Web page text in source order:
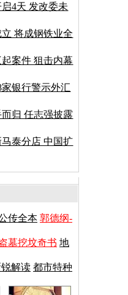
4天 发改委未
将成钢铁业全
案件 狙击内幕
银行警示外汇
归 任志强披露
泰分店 中国扩
传全本 郭德纲-
墓挖坟奇书 地
解读 都市特种